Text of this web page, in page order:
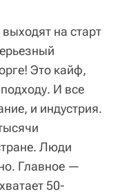
на старт
Это кайф,
И все
и индустрия.
Люди
Главное —
50-